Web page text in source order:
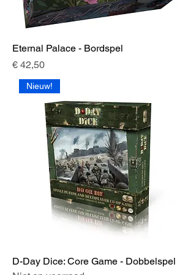
Eternal Palace - Bordspel
Prijs
€ 42,50
Nieuw!
D-Day Dice: Core Game - Dobbelspel